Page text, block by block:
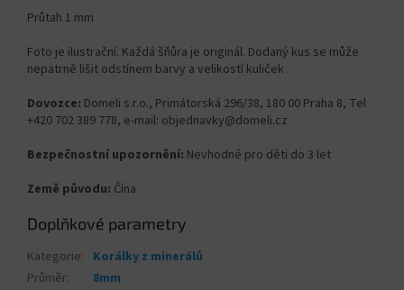
Průtah 1 mm
Foto je ilustrační. Každá šňůra je originál. Dodaný kus se může
nepatrně lišit odstínem barvy a velikostí kuliček
Dovozce: Domeli s.r.o., Primátorská 296/38, 180 00 Praha 8, Tel
+420 702 389 778, e-mail: objednavky@domeli.cz
Bezpečnostní upozornění: Nevhodné pro děti do 3 let
Země původu: Čína
Doplňkové parametry
Kategorie: Korálky z minerálů
Průměr:
8mm